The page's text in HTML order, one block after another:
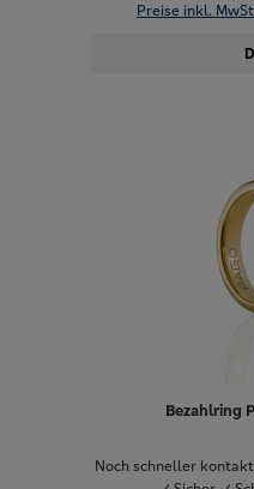
Preise inkl.
Bezahlring
Noch schneller